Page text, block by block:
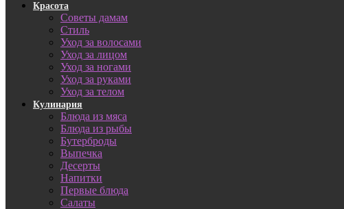
Красота
Советы дамам
Стиль
Уход за волосами
Уход за лицом
Уход за ногами
Уход за руками
Уход за телом
Кулинария
Блюда из мяса
Блюда из рыбы
Бутерброды
Выпечка
Десерты
Напитки
Первые блюда
Салаты